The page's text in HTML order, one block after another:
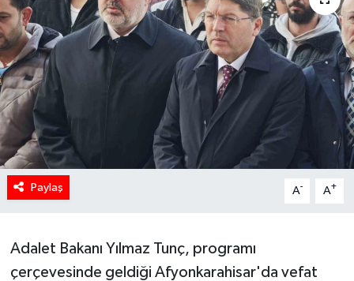
Paylaş A- A+
Adalet Bakanı Yılmaz Tunç, programı
çerçevesinde geldiği Afyonkarahisar'da vefat